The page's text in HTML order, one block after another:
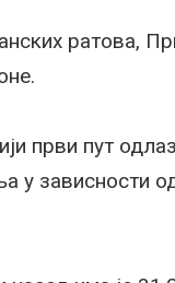
ратова,
први пут
у зависности